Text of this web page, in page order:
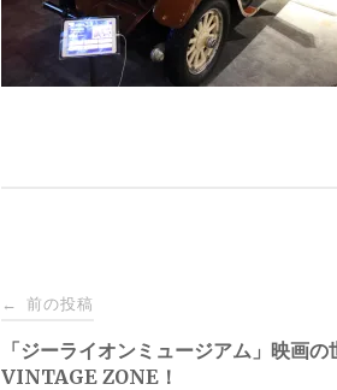
投
稿
← 前の投稿
「ジーライオンミュージアム」映画
VINTAGE ZONE！